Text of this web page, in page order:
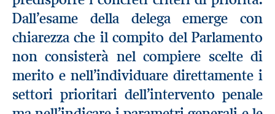
Dall’esame della delega emerge con
chiarezza che il compito del Parlamento
non consisterà nel compiere scelte di
merito e nell’individuare direttamente i
settori prioritari dell’intervento penale